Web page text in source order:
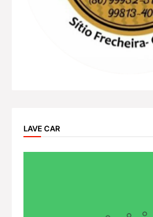
LAVE CAR